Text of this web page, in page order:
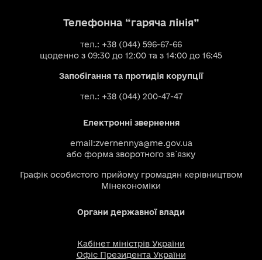
Телефонна “гаряча лінія”
тел.: +38 (044) 596-67-66
щоденно з 09:30 до 12:00 та з 14:00 до 16:45
Запобігання та протидія корупції
тел.: +38 (044) 200-47-47
Електронні звернення
email:zvernennya@me.gov.ua
або форма зворотного зв`язку
Графік особистого прийому громадян керівництвом
Мінекономіки
Органи державної влади
Кабінет міністрів України
Офіс Президента України